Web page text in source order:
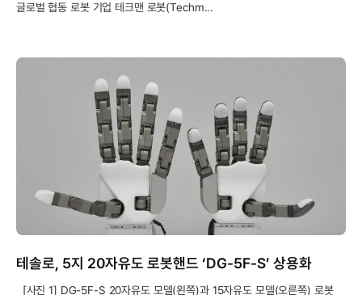
글로벌 협동 로봇 기업 테크맨 로봇(Techm...
테솔로, 5지 20자유도 로봇핸드 ‘DG-5F-S’ 상용화